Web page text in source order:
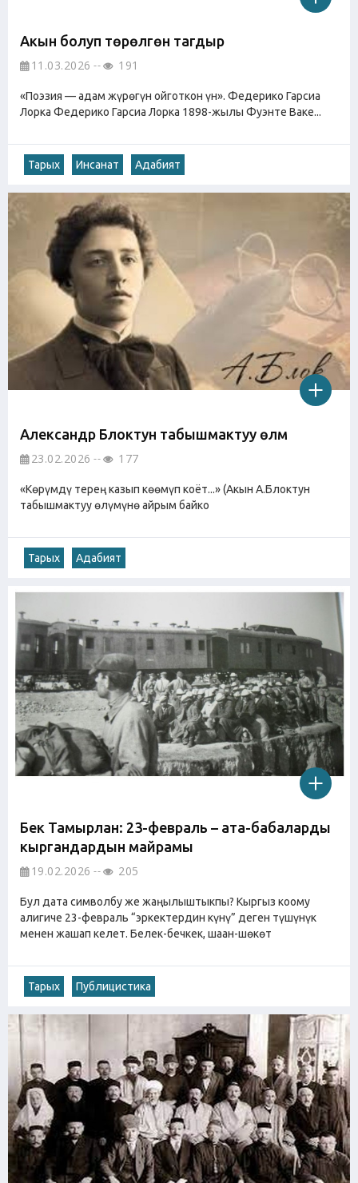
Акын болуп төрөлгөн тагдыр
11.03.2026 191
«Поэзия — адам жүрөгүн ойготкон үн». Федерико Гарсиа
Лорка Федерико Гарсиа Лорка 1898-жылы Фуэнте Ваке...
Тарых Инсанат Адабият
Александр Блоктун табышмактуу өлүмү
23.02.2026 177
«Көрүмдү терең казып көөмүп коёт...» (Акын А.Блоктун
табышмактуу өлүмүнө айрым байко
Тарых Адабият
Бек Тамырлан: 23-февраль – ата-бабаларды
кыргандардын майрамы
19.02.2026 205
Бул дата символбу же жаңылыштыкпы? Кыргыз коому
алигиче 23-февраль “эркектердин күнү” деген түшүнүк
менен жашап келет. Белек-бечкек, шаан-шөкөт
Тарых Публицистика